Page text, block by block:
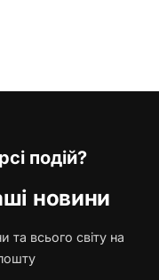
подій?
новини
та всього світу на